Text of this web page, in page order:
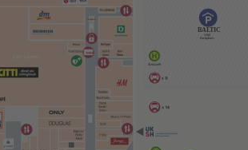
BALTIC
Parkplätze